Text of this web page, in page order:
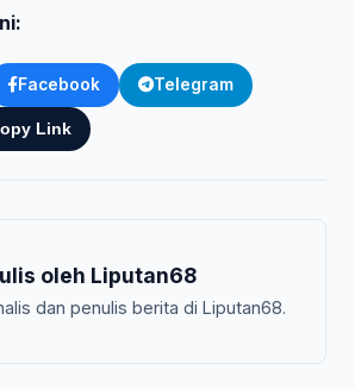
Facebook Telegram
Link
oleh Liputan68
dan penulis berita di Liputan68.